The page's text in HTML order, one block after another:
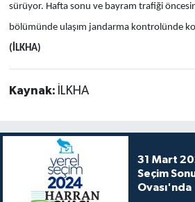
sürüyor. Hafta sonu ve bayram trafiği
bölümünde ulaşım jandarma kontrolünde
(İLKHA)
Kaynak: İLKHA
31 Mart
Seçim
Ovası'nda